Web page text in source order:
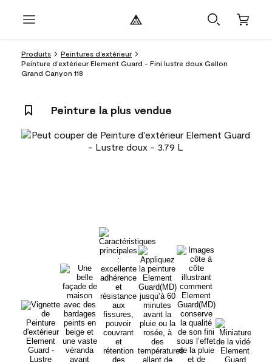
Produits
Peintures d’extérieur
Peinture d’extérieur Element Guard - Fini lustre doux Gallon
Grand Canyon 118
Peinture la plus vendue